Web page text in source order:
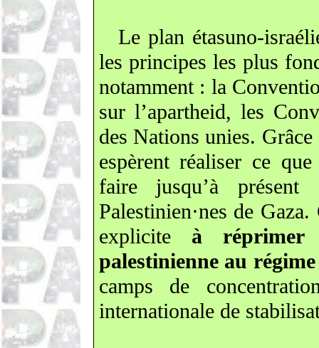
Le plan étasuno-
les principes les plus
notamment : la
sur l’apartheid, les
des Nations unies.
espèrent réaliser ce
faire jusqu’à
Palestinien·nes de
explicite à réprimer
palestinienne au
camps de
internationale de